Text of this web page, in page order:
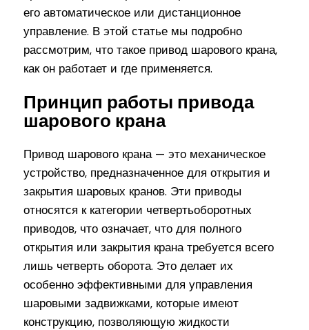
его автоматическое или дистанционное
управление. В этой статье мы подробно
рассмотрим, что такое привод шарового крана,
как он работает и где применяется.
Принцип работы привода
шарового крана
Привод шарового крана — это механическое
устройство, предназначенное для открытия и
закрытия шаровых кранов. Эти приводы
относятся к категории четвертьоборотных
приводов, что означает, что для полного
открытия или закрытия крана требуется всего
лишь четверть оборота. Это делает их
особенно эффективными для управления
шаровыми задвижками, которые имеют
конструкцию, позволяющую жидкости